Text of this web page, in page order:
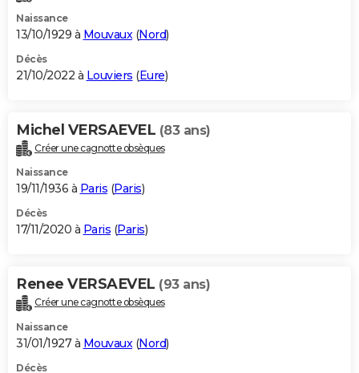
Naissance
13/10/1929 à Mouvaux (Nord)
Décès
21/10/2022 à Louviers (Eure)
Michel VERSAEVEL (83 ans)
Créer une cagnotte obsèques
Naissance
19/11/1936 à Paris (Paris)
Décès
17/11/2020 à Paris (Paris)
Renee VERSAEVEL (93 ans)
Créer une cagnotte obsèques
Naissance
31/01/1927 à Mouvaux(Nord)
Décès